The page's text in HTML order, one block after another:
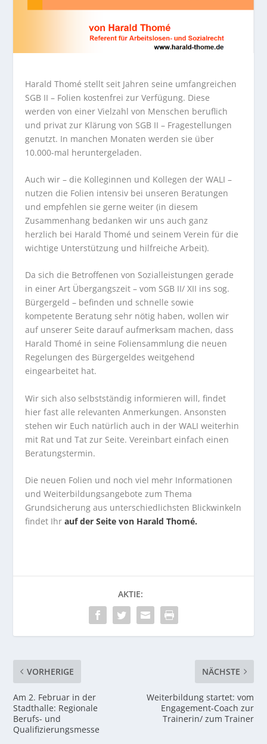
Harald Thomé stellt seit Jahren seine umfangreichen
SGB II – Folien kostenfrei zur Verfügung. Diese
werden von einer Vielzahl von Menschen beruflich
und privat zur Klärung von SGB II – Fragestellungen
genutzt. In manchen Monaten werden sie über
10.000-mal heruntergeladen.
Auch wir – die Kolleginnen und Kollegen der WALI –
nutzen die Folien intensiv bei unseren Beratungen
und empfehlen sie gerne weiter (in diesem
Zusammenhang bedanken wir uns auch ganz
herzlich bei Harald Thomé und seinem Verein für die
wichtige Unterstützung und hilfreiche Arbeit).
Da sich die Betroffenen von Sozialleistungen gerade
in einer Art Übergangszeit – vom SGB II/ XII ins sog.
Bürgergeld – befinden und schnelle sowie
kompetente Beratung sehr nötig haben, wollen wir
auf unserer Seite darauf aufmerksam machen, dass
Harald Thomé in seine Foliensammlung die neuen
Regelungen des Bürgergeldes weitgehend
eingearbeitet hat.
Wir sich also selbstständig informieren will, findet
hier fast alle relevanten Anmerkungen. Ansonsten
stehen wir Euch natürlich auch in der WALI weiterhin
mit Rat und Tat zur Seite. Vereinbart einfach einen
Beratungstermin.
Die neuen Folien und noch viel mehr Informationen
und Weiterbildungsangebote zum Thema
Grundsicherung aus unterschiedlichsten Blickwinkeln
findet Ihr auf der Seite von Harald Thomé.
AKTIE:
VORHERIGE
Am 2. Februar in der
Stadthalle: Regionale
Berufs- und
Qualifizierungsmesse
NÄCHSTE
Weiterbildung startet: vom
Engagement-Coach zur
Trainerin/ zum Trainer